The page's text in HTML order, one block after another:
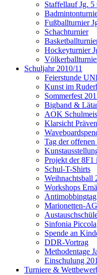
Staffellauf Jg. 5
Fußballturnier
Schachturnier
Hockeyturnier
Schuljahr 2010/11
Feierstunde
Kunst im
Sommerfest
Bigband &
AOK
Klarsicht
Tag der offenen
Projekt der 8F1
Schul-T-Shirts
Weihnachtsball
Workshops
Antimobbingtag
Marionetten-AG
Sinfonia Piccola
Spende an
DDR-Vortrag
Methodentage
Einschulung
Turniere &